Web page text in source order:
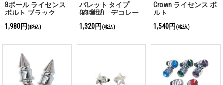
8ボール ライセンス
ボルト ブラック
1,980円 (税込)
バレット タイプ
(砲弾型) デコレー
キ
1,320円 (税込)
Crown ライセンス ボ
ルト
1,540円 (税込)